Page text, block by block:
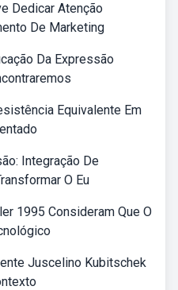
Dedicar Atenção
De Marketing
Da Expressão
Equivalente Em
Integração De
O Eu
1995 Consideram Que O
Juscelino Kubitschek